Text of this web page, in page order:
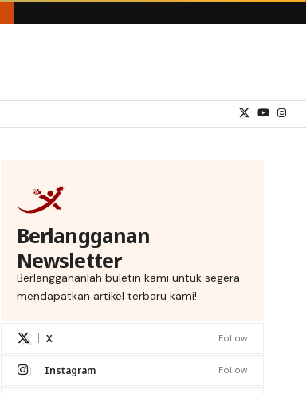
Berlangganan
Newsletter
Berlanggananlah buletin kami untuk segera
mendapatkan artikel terbaru kami!
X Follow
Instagram Follow